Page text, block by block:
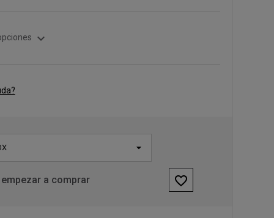
expand_more
a comprar favorite_border